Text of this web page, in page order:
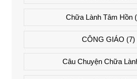
Chữa Lành Tâm Hồn
CÔNG GIÁO (7)
Câu Chuyện Chữa